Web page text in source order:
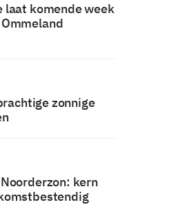
laat komende week
zonnige
kern